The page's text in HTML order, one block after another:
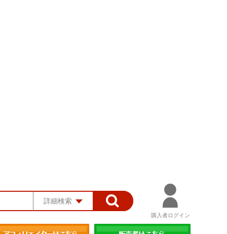
詳細検索
購入者ログイン